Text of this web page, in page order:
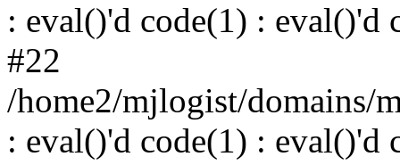
: eval()'d code(1) : eval()'d
#22
/home2/mjlogist/domains/
: eval()'d code(1) : eval()'d